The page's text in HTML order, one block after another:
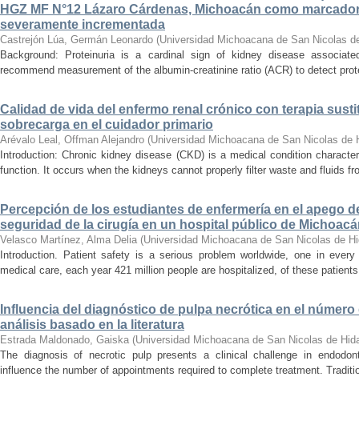
HGZ MF N°12 Lázaro Cárdenas, Michoacán como
severamente incrementada
Castrejón Lúa, Germán Leonardo (Universidad Michoacana de San Nicolas
Background: Proteinuria is a cardinal sign of kidney disease
recommend measurement of the albumin-creatinine ratio (ACR) to detect
Calidad de vida del enfermo renal crónico con terapia
sobrecarga en el cuidador primario
Arévalo Leal, Offman Alejandro (Universidad Michoacana de San Nicolas de
Introduction: Chronic kidney disease (CKD) is a medical condition
function. It occurs when the kidneys cannot properly filter waste and fluids
Percepción de los estudiantes de enfermería en el apego
seguridad de la cirugía en un hospital público de
Velasco Martínez, Alma Delia (Universidad Michoacana de San Nicolas de
Introduction. Patient safety is a serious problem worldwide, one in
medical care, each year 421 million people are hospitalized, of these
Influencia del diagnóstico de pulpa necrótica en el
análisis basado en la literatura
Estrada Maldonado, Gaiska (Universidad Michoacana de San Nicolas de
The diagnosis of necrotic pulp presents a clinical challenge in
influence the number of appointments required to complete treatment.